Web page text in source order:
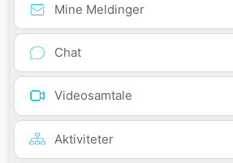
Mine Meldinger
Chat
Videosamtale
Aktiviteter